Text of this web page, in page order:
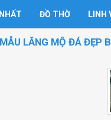
ĐỒ THỜ LINH
MẪU LĂNG MỘ ĐÁ ĐẸP